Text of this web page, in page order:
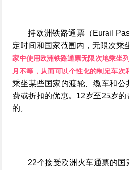
持欧洲铁路通票（Eurail
定时间和国家范围内，无限次乘
家中使用欧洲铁路通票无限次地乘坐
月不等，从而可以个性化的制定车次
乘坐某些国家的渡轮、缆车和公
费或折扣的优惠。12岁至25岁
的。
22个接受欧洲火车通票的国